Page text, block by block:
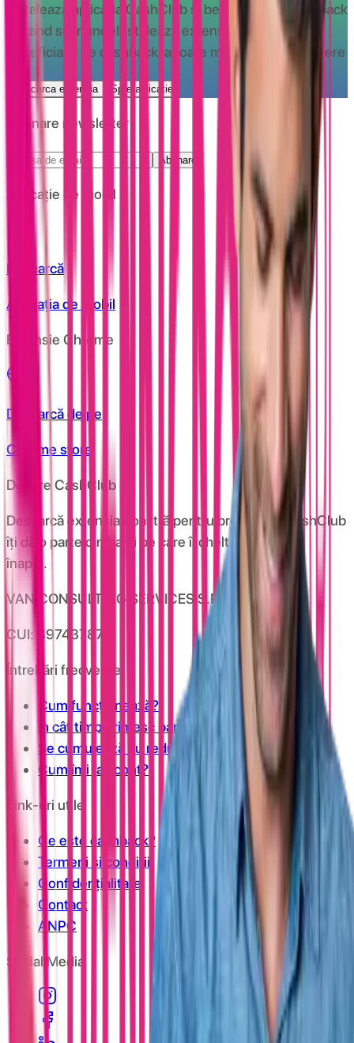
Instaleaza aplicatia CashClub si beneciaza de cashback
oricand si oriundeInstaleaza extensia CashClub si
beneficiaza de cashback la toate magazinele partenere
Descarca extensia Spre aplicatie
Abonare newsletter
Abonare
Aplicație de mobil
Descarcă
Aplicația de mobil
Extensie Chrome
Descarcă de pe
Chrome store
Despre CashClub
Descarcă extensia noastră pentru browser și CashClub
îți dă o parte din banii pe care îi cheltuiești online
înapoi.
VAN CONSULTING SERVICES S.R.L.
CUI: 39743787
Întrebări frecvente
Cum funcționează?
În cât timp primesc banii în cont?
Se cumulează cu reducerile?
Cum îmi fac cont?
Link-uri utile
Ce este cashback?
Termeni și condiții
Confidențialitate
Contact
ANPC
Social Media